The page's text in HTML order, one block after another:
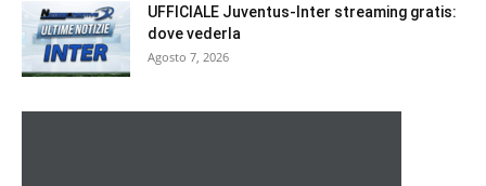
UFFICIALE Juventus-Inter streaming gratis:
dove vederla
Agosto 7, 2026